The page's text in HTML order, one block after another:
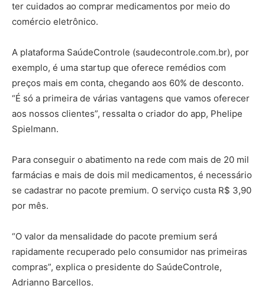
ter cuidados ao comprar medicamentos por meio do
comércio eletrônico.
A plataforma SaúdeControle (saudecontrole.com.br), por
exemplo, é uma startup que oferece remédios com
preços mais em conta, chegando aos 60% de desconto.
“É só a primeira de várias vantagens que vamos oferecer
aos nossos clientes”, ressalta o criador do app, Phelipe
Spielmann.
Para conseguir o abatimento na rede com mais de 20 mil
farmácias e mais de dois mil medicamentos, é necessário
se cadastrar no pacote premium. O serviço custa R$ 3,90
por mês.
“O valor da mensalidade do pacote premium será
rapidamente recuperado pelo consumidor nas primeiras
compras”, explica o presidente do SaúdeControle,
Adrianno Barcellos.